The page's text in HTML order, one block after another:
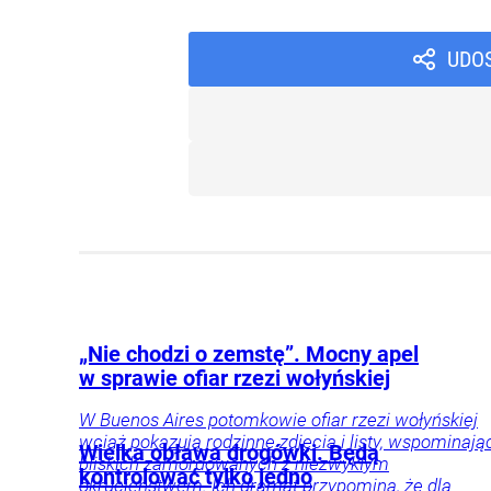
„Nie chodzi o zemstę”. Mocny apel
w sprawie ofiar rzezi wołyńskiej
W Buenos Aires potomkowie ofiar rzezi wołyńskiej
wciąż pokazują rodzinne zdjęcia i listy,
bliskich zamordowanych z niezwykłym
okrucieństwem. Ich dramat przypomina, że dla
Wielka obława drogówki. Będą
kontrolować tylko jedno